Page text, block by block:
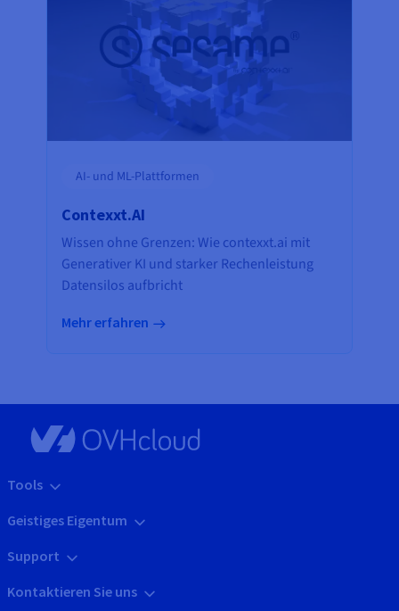
AI- und ML-Plattformen
Contexxt.AI
Wissen ohne Grenzen: Wie contexxt.ai mit
Generativer KI und starker Rechenleistung
Datensilos aufbricht
Mehr erfahren
Tools
Geistiges Eigentum
Support
Kontaktieren Sie uns